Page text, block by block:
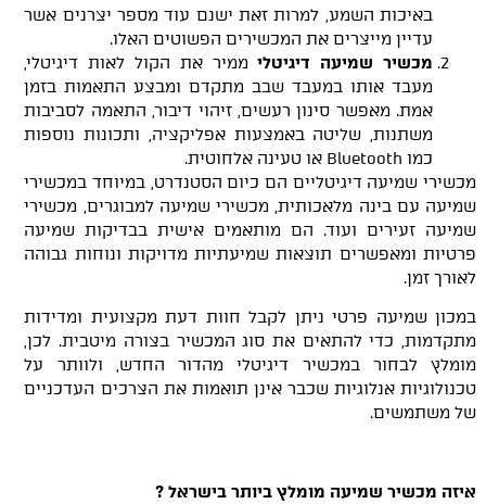
באיכות השמע, למרות זאת ישנם עוד מספר יצרנים אשר
עדיין מייצרים את המכשירים הפשוטים האלו.
מכשיר שמיעה דיגיטליממיר את הקול לאות דיגיטלי,
מעבד אותו במעבד שבב מתקדם ומבצע התאמות בזמן
אמת. מאפשר סינון רעשים, זיהוי דיבור, התאמה לסביבות
משתנות, שליטה באמצעות אפליקציה, ותכונות נוספות
כמו Bluetooth או טעינה אלחוטית.
מכשירי שמיעה דיגיטליים הם כיום הסטנדרט, במיוחד במכשירי
שמיעה עם בינה מלאכותית, מכשירי שמיעה למבוגרים, מכשירי
שמיעה זעירים ועוד. הם מותאמים אישית בבדיקות שמיעה
פרטיות ומאפשרים תוצאות שמיעתיות מדויקות ונוחות גבוהה
לאורך זמן.
במכון שמיעה פרטי ניתן לקבל חוות דעת מקצועית ומדידות
מתקדמות, כדי להתאים את סוג המכשיר בצורה מיטבית. לכן,
מומלץ לבחור במכשיר דיגיטלי מהדור החדש, ולוותר על
טכנולוגיות אנלוגיות שכבר אינן תואמות את הצרכים העדכניים
של משתמשים.
איזה מכשיר שמיעה מומלץ ביותר בישראל ?